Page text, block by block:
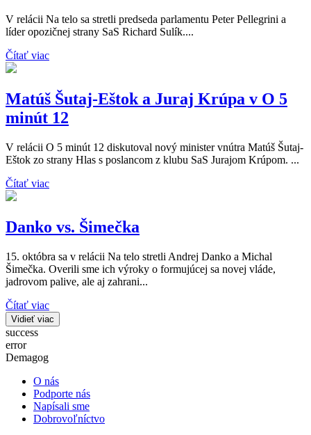
V relácii Na telo sa stretli predseda parlamentu Peter Pellegrini a
líder opozičnej strany SaS Richard Sulík....
Čítať viac
Matúš Šutaj-Eštok a Juraj Krúpa v O 5
minút 12
V relácii O 5 minút 12 diskutoval nový minister vnútra Matúš Šutaj-
Eštok zo strany Hlas s poslancom z klubu SaS Jurajom Krúpom. ...
Čítať viac
Danko vs. Šimečka
15. októbra sa v relácii Na telo stretli Andrej Danko a Michal
Šimečka. Overili sme ich výroky o formujúcej sa novej vláde,
jadrovom palive, ale aj zahrani...
Čítať viac
Vidieť viac
success
error
Demagog
O nás
Podporte nás
Napísali sme
Dobrovoľníctvo